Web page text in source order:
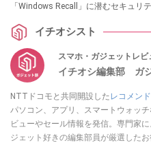
「Windows Recall」に潜むセキュリ
イチオシスト
スマホ・ガジェットレビ
イチオシ編集部 ガ
NTTドコモと共同開設したレコメン
パソコン、アプリ、スマートウォッ
ビューやセール情報を発信。専門家
ジェット好きの編集部員が厳選したお